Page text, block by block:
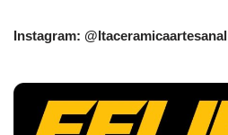
Instagram: @Itaceramicaartesanal